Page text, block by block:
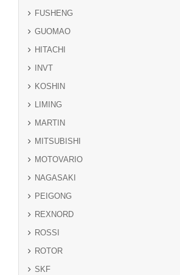
FUSHENG
GUOMAO
HITACHI
INVT
KOSHIN
LIMING
MARTIN
MITSUBISHI
MOTOVARIO
NAGASAKI
PEIGONG
REXNORD
ROSSI
ROTOR
SKF